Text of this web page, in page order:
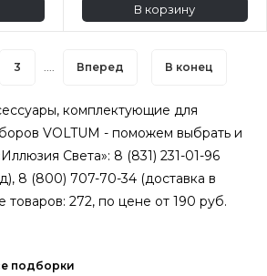
В корзину
3 Вперед В конец
комплектующие для
VOLTUM - поможем выбрать и
Света»: 8 (831) 231-01-96
8 (800) 707-70-34 (доставка в
товаров: 272, по цене от 190 руб.
подборки